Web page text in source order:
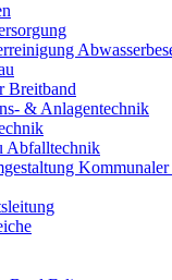
Breitband
& Anlagentechnik
Abfalltechnik
Kommunaler